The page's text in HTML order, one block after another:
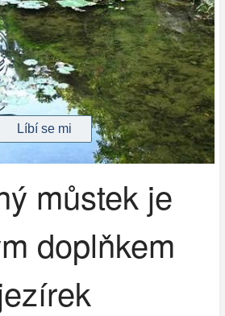
můstek je
doplňkem